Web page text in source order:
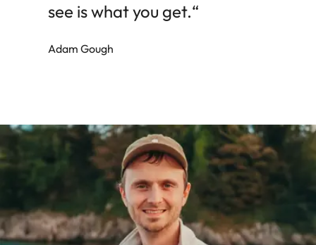
see is what you get.“
Adam Gough